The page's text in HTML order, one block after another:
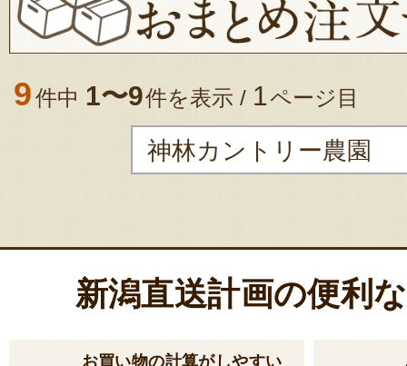
9件中 1〜9件を表示 / 1ページ目
新潟直送計画の便利
お買い物の計算がしやすい